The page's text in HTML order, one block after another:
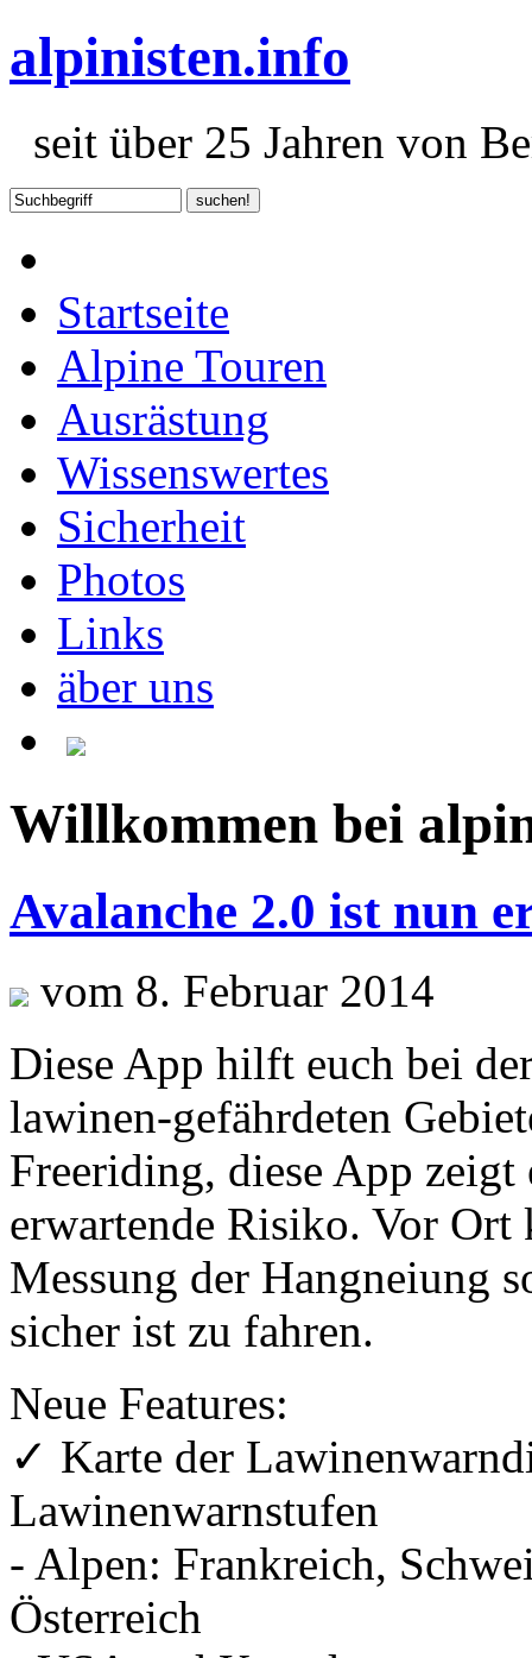
alpinisten.info
seit über 25 Jahren von
Startseite
Alpine Touren
Ausrästung
Wissenswertes
Sicherheit
Photos
Links
äber uns
Willkommen bei
Avalanche 2.0 ist nun
vom 8. Februar 2014
Diese App hilft euch bei
lawinen-gefährdeten
Freeriding, diese App zeigt
erwartende Risiko. Vor Ort
Messung der Hangneiung
sicher ist zu fahren.
Neue Features:
✓ Karte der
Lawinenwarnstufen
- Alpen: Frankreich,
Österreich